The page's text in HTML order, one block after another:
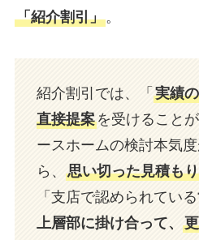
「紹介割引」。
紹介割引では、「 実績
直接提案を受けること
ースホームの検討本気
ら、 思い切った見積もり
「支店で認められてい
上層部に掛け合って、